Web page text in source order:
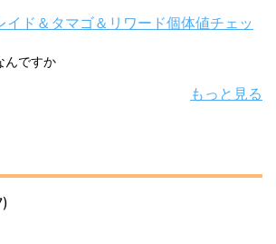
イド＆タマゴ＆リワード個体値チェッ
んですか
もっと見る